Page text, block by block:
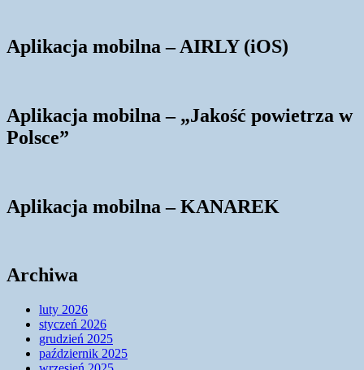
Aplikacja mobilna – AIRLY (iOS)
Aplikacja mobilna – „Jakość powietrza w
Polsce”
Aplikacja mobilna – KANAREK
Archiwa
luty 2026
styczeń 2026
grudzień 2025
październik 2025